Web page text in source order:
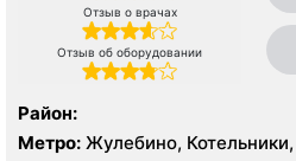
Отзыв о врачах
Отзыв об оборудовании
Район:
Метро: Жулебино,